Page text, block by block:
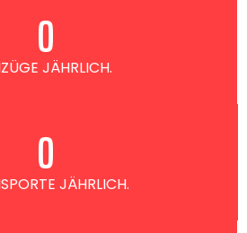
JÄHRLICH.
0
JÄHRLICH.
0